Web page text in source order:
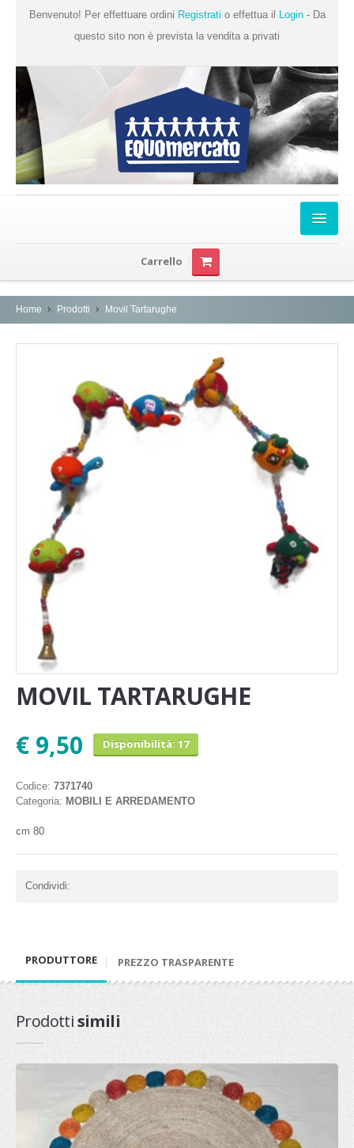
Benvenuto! Per effettuare ordini Registrati o effettua il Login- Da
questo sito non è prevista la vendita a privati
Chi Siamo
Prodotti
Produttori
Carrello
Home Prodotti Movil Tartarughe
MOVIL TARTARUGHE
€ 9,50
Disponibilità: 17
Codice: 7371740
Categoria: MOBILI E ARREDAMENTO
cm 80
Condividi:
PRODUTTORE PREZZO TRASPARENTE
Prodottisimili